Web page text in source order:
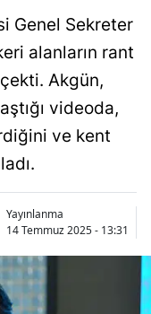
Genel Sekreter
alanların rant
Akgün,
videoda,
ve kent
Yayınlanma
14 Temmuz 2025 - 13:31